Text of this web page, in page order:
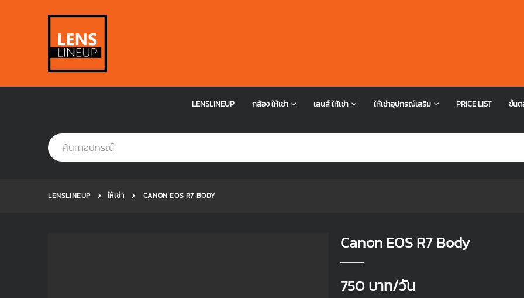
LENSLINEUP กล้อง ให้เช่า เลนส์ ให้เช่า ให้เช่าอุปกรณ์เสริม PRICE LIST ขั้นต
LENSLINEUP ให้เช่า CANON EOS R7 BODY
Canon EOS R7 Body
750 บาท/วัน